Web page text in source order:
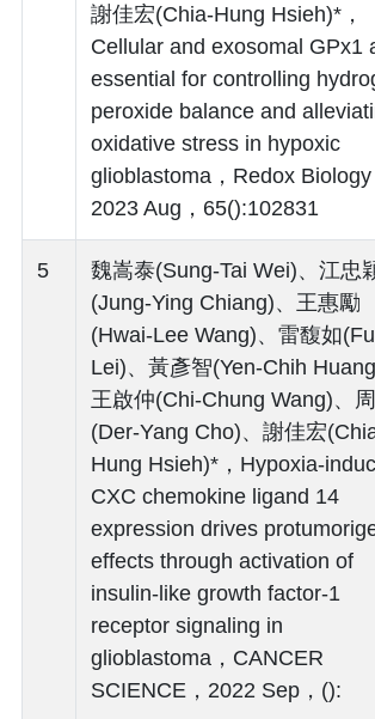
謝佳宏(Chia-Hung Hsieh)*，
Cellular and exosomal GPx1
essential for controlling
peroxide balance and
oxidative stress in hypoxic
glioblastoma，Redox Biology
2023 Aug，65():102831
5
魏嵩泰(Sung-Tai Wei)、江忠
(Jung-Ying Chiang)、王惠勵
(Hwai-Lee Wang)、雷馥如
Lei)、黃彥智(Yen-Chih
王啟仲(Chi-Chung Wang)、
(Der-Yang Cho)、謝佳宏
Hung Hsieh)*，Hypoxia-
CXC chemokine ligand 14
expression drives
effects through activation of
insulin-like growth factor-1
receptor signaling in
glioblastoma，CANCER
SCIENCE，2022 Sep，():